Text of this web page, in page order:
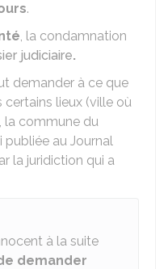
.
, la condamnation
judiciaire.
demander à ce que
lieux (ville où
la commune du
publiée au Journal
la juridiction qui a
à la suite
demander